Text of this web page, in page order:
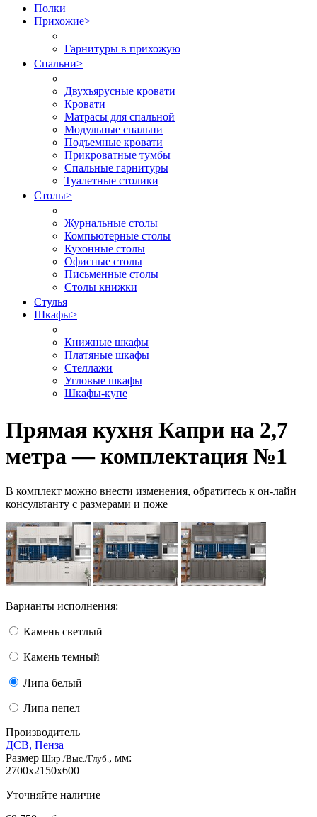
Полки
Прихожие>
Гарнитуры в прихожую
Спальни>
Двухъярусные кровати
Кровати
Матрасы для спальной
Модульные спальни
Подъемные кровати
Прикроватные тумбы
Спальные гарнитуры
Туалетные столики
Столы>
Журнальные столы
Компьютерные столы
Кухонные столы
Офисные столы
Письменные столы
Столы книжки
Стулья
Шкафы>
Книжные шкафы
Платяные шкафы
Стеллажи
Угловые шкафы
Шкафы-купе
Прямая кухня Капри на 2,7
метра — комплектация №1
В комплект можно внести изменения, обратитесь к он-лайн
консультанту с размерами и поже
Варианты исполнения:
Камень светлый
Камень темный
Липа белый
Липа пепел
Производитель
ДСВ, Пенза
Размер Шир./Выс./Глуб. , мм:
2700x2150x600
Уточняйте наличие